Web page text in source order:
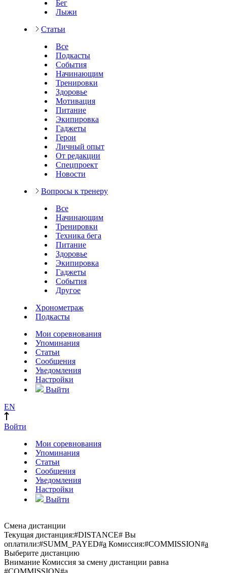
Бег
Лыжи
Статьи
Все
Подкасты
События
Начинающим
Тренировки
Здоровье
Мотивация
Питание
Экипировка
Гаджеты
Герои
Личный опыт
От редакции
Спецпроект
Новости
Вопросы к тренеру
Все
Начинающим
Тренировки
Техника бега
Питание
Здоровье
Экипировка
Гаджеты
События
Другое
Хронометраж
Подкасты
Мои соревнования
Упоминания
Статьи
Сообщения
Уведомления
Настройки
Выйти
EN
Войти
Мои соревнования
Упоминания
Статьи
Сообщения
Уведомления
Настройки
Выйти
Смена дистанции
Текущая дистанция:#DISTANCE# Вы
оплатили:#SUMM_PAYED#a Комиссия:#COMMISSION#a
Выберите дистанцию
Внимание Комиссия за смену дистанции равна
#COMMISSION#a